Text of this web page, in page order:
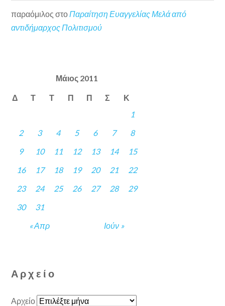
παραόμιλος στοΠαραίτηση Ευαγγελίας Μελά από
αντιδήμαρχος Πολιτισμού
Μάιος 2011
Δ Τ Τ Π Π Σ Κ
« Απρ Ιούν »
1
2
3 4 5 6 7
8
9
10 11 12 13 14
15
16
17 18 19 20 21
22
23
24 25 26 27 28
29
30
31
Αρχείο
Αρχείο